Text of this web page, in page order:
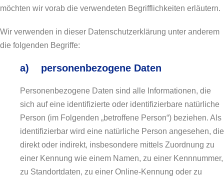
möchten wir vorab die verwendeten Begrifflichkeiten erläutern.
Wir verwenden in dieser Datenschutzerklärung unter anderem
die folgenden Begriffe:
a) personenbezogene Daten
Personenbezogene Daten sind alle Informationen, die
sich auf eine identifizierte oder identifizierbare natürliche
Person (im Folgenden „betroffene Person“) beziehen. Als
identifizierbar wird eine natürliche Person angesehen, die
direkt oder indirekt, insbesondere mittels Zuordnung zu
einer Kennung wie einem Namen, zu einer Kennnummer,
zu Standortdaten, zu einer Online-Kennung oder zu